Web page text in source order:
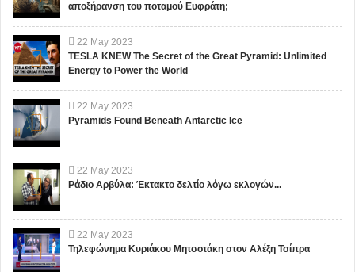
αποξήρανση του ποταμού Ευφράτη;
22 May 2023
TESLA KNEW The Secret of the Great Pyramid: Unlimited
Energy to Power the World
22 May 2023
Pyramids Found Beneath Antarctic Ice
22 May 2023
Ράδιο Αρβύλα: Έκτακτο δελτίο λόγω εκλογών...
22 May 2023
Τηλεφώνημα Κυριάκου Μητσοτάκη στον Αλέξη Τσίπρα